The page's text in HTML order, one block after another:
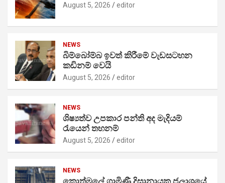
August 5, 2026 editor
NEWS
බිම්බෝම්බ ඉවත් කිරීමේ වැඩසටහන
කඩිනම් වෙයි
August 5, 2026 editor
NEWS
ශිෂ්‍යත්ව උපකාර පන්ති අද මැදියම්
රැයෙන් තහනම්
August 5, 2026 editor
NEWS
කොත්මලේ ගාමිණී දිසානායක ජලාශයේ